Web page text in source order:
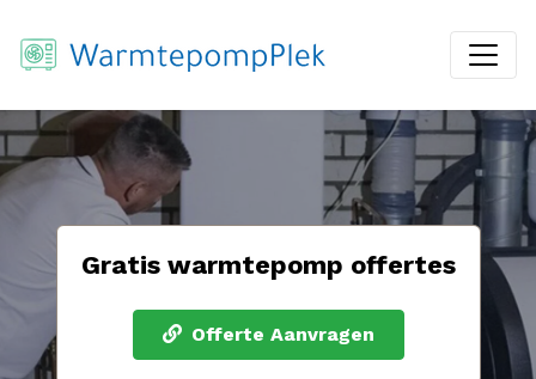
Gratis warmtepomp offertes
Offerte Aanvragen